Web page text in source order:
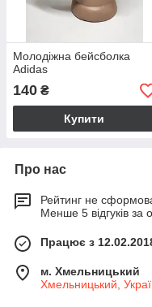
Молодіжна бейсболка
Adidas
140 ₴
Купити
Про нас
Рейтинг не
Менше 5 відгуків за
Працює з
м. Хмельницький
Хмельницький,